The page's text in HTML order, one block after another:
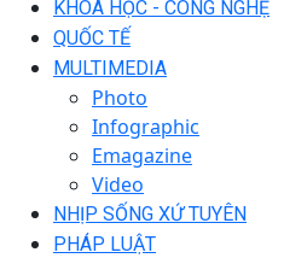
KHOA HỌC - CÔNG NGHỆ
QUỐC TẾ
MULTIMEDIA
Photo
Infographic
Emagazine
Video
NHỊP SỐNG XỨ TUYÊN
PHÁP LUẬT